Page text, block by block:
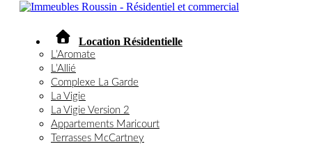
Location Résidentielle
L’Aromate
L’Allié
Complexe La Garde
La Vigie
La Vigie Version 2
Appartements Maricourt
Terrasses McCartney